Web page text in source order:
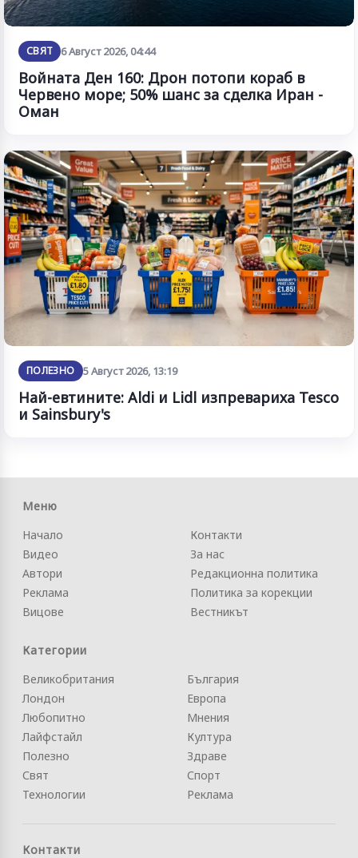
СВЯТ 6 Август 2026, 04:44
Войната Ден 160: Дрон потопи кораб в
Червено море; 50% шанс за сделка Иран -
Оман
ПОЛЕЗНО 5 Август 2026, 13:19
Най-евтините: Aldi и Lidl изпревариха Tesco
и Sainsbury's
Меню
Начало
Видео
Автори
Реклама
Вицове
Контакти
За нас
Редакционна политика
Политика за корекции
Вестникът
Категории
Великобритания
Лондон
Любопитно
Лайфстайл
Полезно
Свят
Технологии
България
Европа
Мнения
Култура
Здраве
Спорт
Реклама
Контакти